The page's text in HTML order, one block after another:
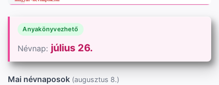
Anyakönyvezhető
Névnap: július 26.
Mai névnaposok (augusztus 8.)